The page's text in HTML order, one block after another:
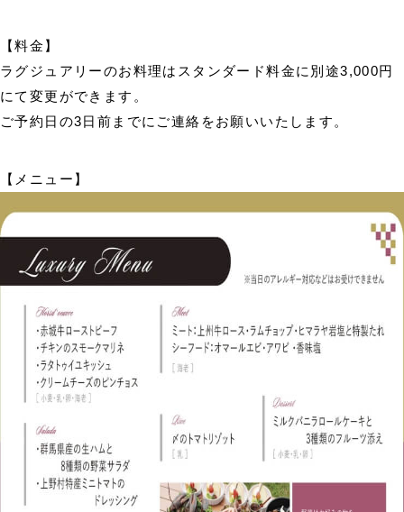
【料金】
ラグジュアリーのお料理はスタンダード料金に別途3,000円
にて変更ができます。
ご予約日の3日前までにご連絡をお願いいたします。
【メニュー】